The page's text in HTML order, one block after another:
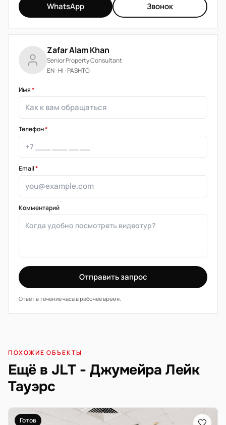
WhatsApp Звонок
Zafar Alam Khan
Senior Property Consultant
EN · HI · PASHTO
Имя*
Телефон*
Email*
Комментарий
Отправить запрос
Ответ в течение часа в рабочее время.
ПОХОЖИЕ ОБЪЕКТЫ
Ещё в JLT - Джумейра Лейк
Тауэрс
Готов